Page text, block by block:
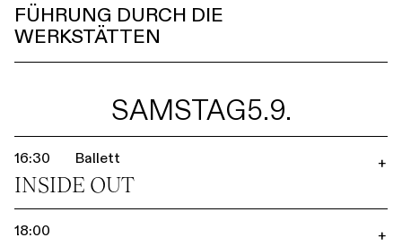
FÜHRUNG DURCH DIE
WERKSTÄTTEN
SAMSTAG5.9.
16:30 Ballett
INSIDE OUT
+
18:00
+